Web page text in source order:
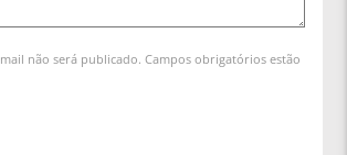
não será publicado. Campos obrigatórios estão